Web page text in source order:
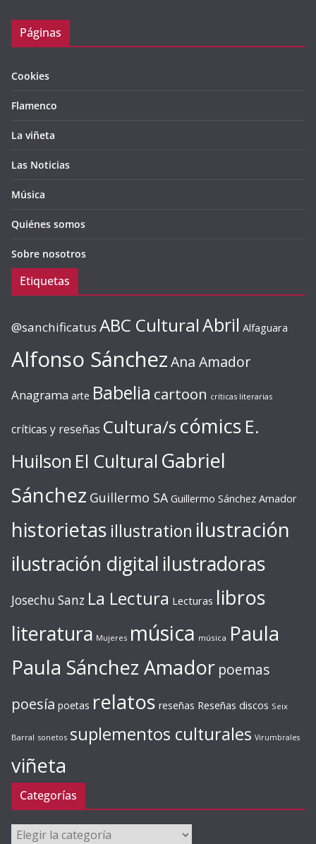
Páginas
Cookies
Flamenco
La viñeta
Las Noticias
Música
Quiénes somos
Sobre nosotros
Etiquetas
@sanchificatus ABC CulturalAbril Alfaguara
Alfonso SánchezAna Amador
Anagrama arte Babelia cartoon críticas literarias
críticas y reseñas Cultura/s cómics E.
Huilson El Cultural Gabriel
Sánchez Guillermo SA Guillermo Sánchez Amador
historietas illustration ilustración
ilustración digital ilustradoras
Josechu Sanz La Lectura Lecturas libros
literatura Mujeres música música Paula
Paula Sánchez Amador poemas
poesía poetas relatos reseñas Reseñas discos Seix
Barral sonetos suplementos culturales Virumbrales
viñeta
Categorías
Categorías